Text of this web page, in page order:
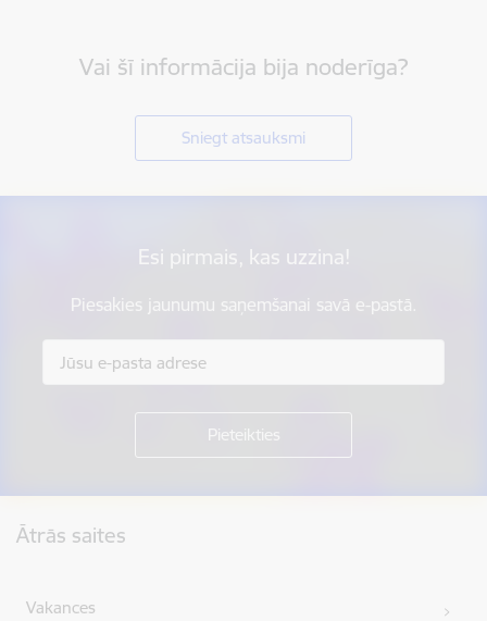
Vai šī informācija bija noderīga?
Sniegt atsauksmi
Esi pirmais, kas uzzina!
Piesakies jaunumu saņemšanai savā e-pastā.
Ātrās saites
Vakances